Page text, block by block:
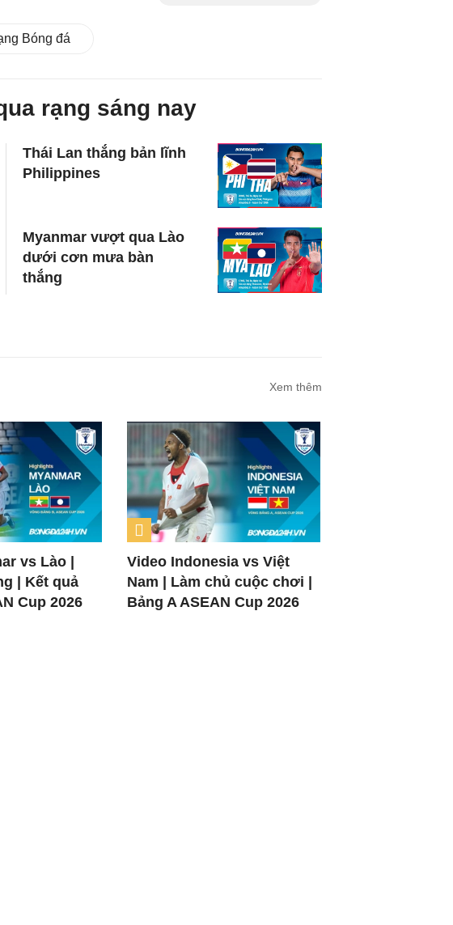
Bóng đá
rạng sáng nay
Thái Lan thắng bản lĩnh
Philippines
Myanmar vượt qua Lào
dưới cơn mưa bàn
thắng
Xem thêm
vs Lào |
| Kết quả
Cup 2026
Video Indonesia vs Việt
Nam | Làm chủ cuộc chơi |
Bảng A ASEAN Cup 2026